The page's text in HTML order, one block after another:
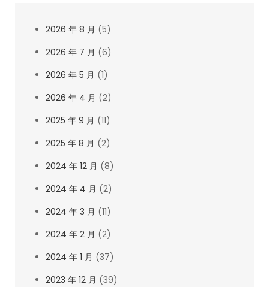
2026 年 8 月 (5)
2026 年 7 月 (6)
2026 年 5 月 (1)
2026 年 4 月 (2)
2025 年 9 月 (11)
2025 年 8 月 (2)
2024 年 12 月 (8)
2024 年 4 月 (2)
2024 年 3 月 (11)
2024 年 2 月 (2)
2024 年 1 月 (37)
2023 年 12 月 (39)